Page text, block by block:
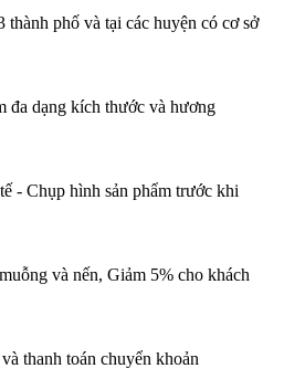
thành phố và tại các huyện có cơ sở
đa dạng kích thước và hương
- Chụp hình sản phẩm trước khi
và nến, Giảm 5% cho khách
thanh toán chuyển khoản